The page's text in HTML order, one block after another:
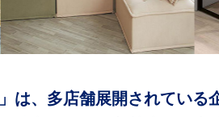
は、多店舗展開されてい